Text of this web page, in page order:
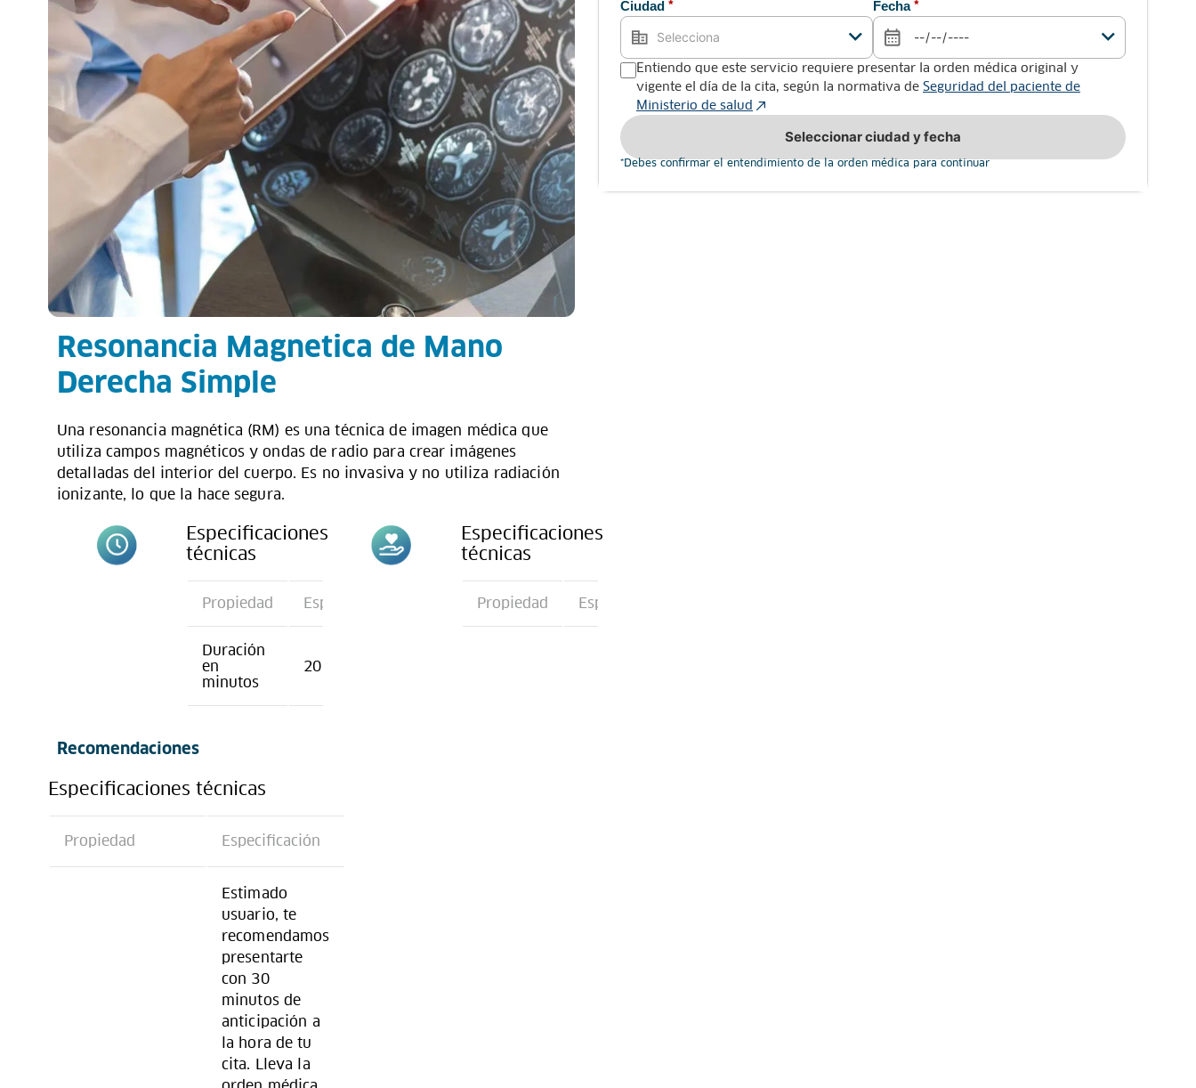
Resonancia Magnetica de Mano
Derecha Simple
Una resonancia magnética (RM) es una técnica de imagen médica que
utiliza campos magnéticos y ondas de radio para crear imágenes
detalladas del interior del cuerpo. Es no invasiva y no utiliza radiación
ionizante, lo que la hace segura.
Especificaciones
técnicas
Propiedad Especificación
Duración
en
minutos
20
Especificaciones
técnicas
Propiedad Especificación
Recomendaciones
Especificaciones técnicas
Propiedad Especificación
Estimado
usuario, te
recomendamos
presentarte
con 30
minutos de
anticipación a
la hora de tu
cita. Lleva la
Ciudad * Fecha *
Entiendo que este servicio requiere presentar la orden médica original y
vigente el día de la cita, según la normativa de Seguridad del paciente de
Ministerio de salud
Seleccionar ciudad y fecha
*Debes confirmar el entendimiento de la orden médica para continuar